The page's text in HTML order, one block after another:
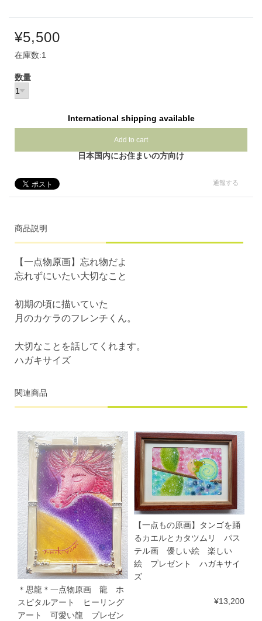
¥5,500
在庫数:1
数量
International shipping available
Add to cart
日本国内にお住まいの方向け
通報する
商品説明
【一点物原画】忘れ物だよ
忘れずにいたい大切なこと
初期の頃に描いていた
月のカケラのフレンチくん。
大切なことを話してくれます。
ハガキサイズ
関連商品
＊思龍＊一点物原画 龍 ホ
スピタルアート ヒーリング
アート 可愛い龍 プレゼン
【一点もの原画】タンゴを踊
るカエルとカタツムリ パス
テル画 優しい絵 楽しい
絵 プレゼント ハガキサイ
ズ
¥13,200